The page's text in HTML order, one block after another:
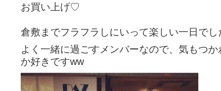
お買い上げ♡
倉敷までフラフラしにいって楽しい一日でし
よく一緒に過ごすメンバーなので、気もつ
か好きですww